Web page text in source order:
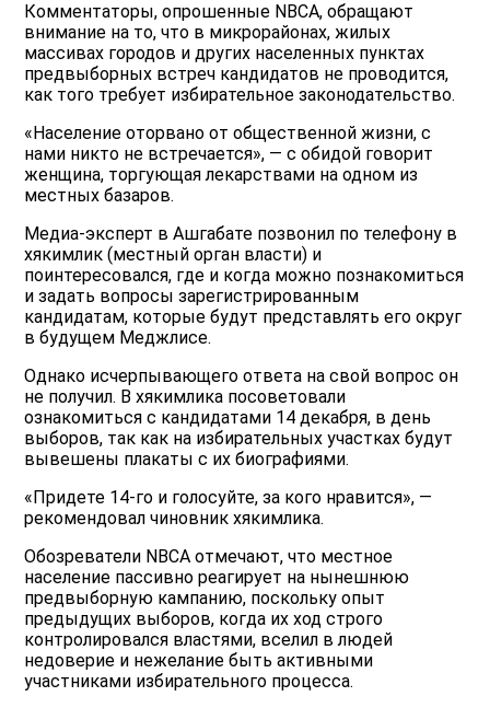
Комментаторы, опрошенные NBCA, обращают
внимание на то, что в микрорайонах, жилых
массивах городов и других населенных пунктах
предвыборных встреч кандидатов не проводится,
как того требует избирательное законодательство.
«Население оторвано от общественной жизни, с
нами никто не встречается», — с обидой говорит
женщина, торгующая лекарствами на одном из
местных базаров.
Медиа-эксперт в Ашгабате позвонил по телефону в
хякимлик (местный орган власти) и
поинтересовался, где и когда можно познакомиться
и задать вопросы зарегистрированным
кандидатам, которые будут представлять его округ
в будущем Меджлисе.
Однако исчерпывающего ответа на свой вопрос он
не получил. В хякимлика посоветовали
ознакомиться с кандидатами 14 декабря, в день
выборов, так как на избирательных участках будут
вывешены плакаты с их биографиями.
«Придете 14-го и голосуйте, за кого нравится», —
рекомендовал чиновник хякимлика.
Обозреватели NBCA отмечают, что местное
население пассивно реагирует на нынешнюю
предвыборную кампанию, поскольку опыт
предыдущих выборов, когда их ход строго
контролировался властями, вселил в людей
недоверие и нежелание быть активными
участниками избирательного процесса.